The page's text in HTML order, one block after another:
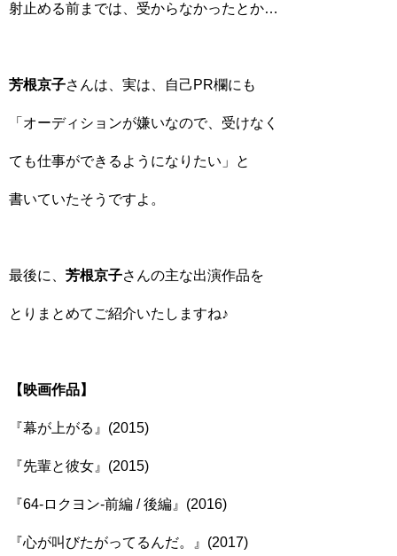
射止める前までは、受からなかったとか…
芳根京子さんは、実は、自己PR欄にも
「オーディションが嫌いなので、受けなく
ても仕事ができるようになりたい」と
書いていたそうですよ。
最後に、 芳根京子さんの主な出演作品を
とりまとめてご紹介いたしますね♪
【映画作品】
『幕が上がる』(2015)
『先輩と彼女』(2015)
『64-ロクヨン-前編 / 後編』(2016)
『心が叫びたがってるんだ。』(2017)